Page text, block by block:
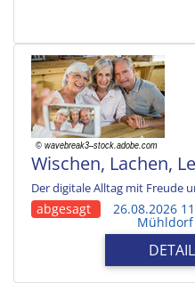
Wischen, Lachen,
Der digitale Alltag mit Freude
abgesagt 26.08.2026
DETAIL